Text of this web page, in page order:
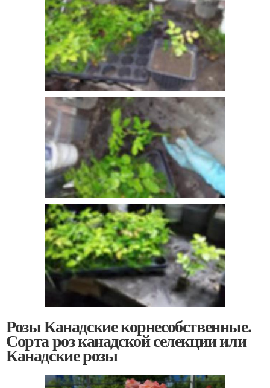
Розы Канадские корнесобственные.
Сорта роз канадской селекции или
Канадские розы